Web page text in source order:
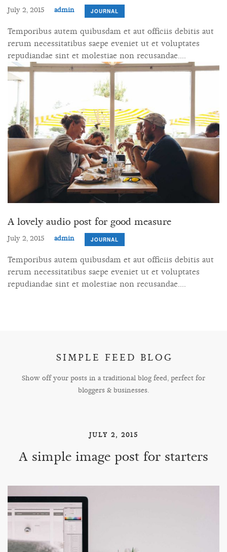
July 2, 2015 admin JOURNAL
Temporibus autem quibusdam et aut officiis debitis aut
rerum necessitatibus saepe eveniet ut et voluptates
repudiandae sint et molestiae non recusandae....
A lovely audio post for good measure
July 2, 2015 admin JOURNAL
Temporibus autem quibusdam et aut officiis debitis aut
rerum necessitatibus saepe eveniet ut et voluptates
repudiandae sint et molestiae non recusandae....
SIMPLE FEED BLOG
Show off your posts in a traditional blog feed, perfect for
bloggers & businesses.
JULY 2, 2015
A simple image post for starters